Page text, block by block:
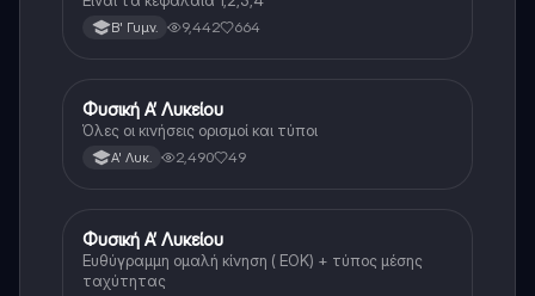
Β' Γυμν. 9,442 664
Φυσική
Φυσική Α’ Λυκείου
Όλες οι κινήσεις ορισμοί και τύποι
Α' Λυκ. 2,490 49
Φυσική
Φυσική Α’ Λυκείου
Ευθύγραμμη ομαλή κίνηση ( ΕΟΚ) + τύπος μέσης
ταχύτητας